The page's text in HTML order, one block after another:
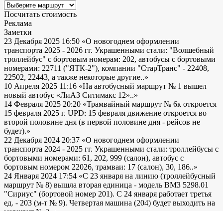
Посчитать стоимость
Реклама
Заметки
23 Декабря 2025 16:50 «О новогоднем оформлении
транспорта 2025 - 2026 гг. Украшенными стали: "Волшебный
троллейбус" с бортовым номерам: 202, автобусы с бортовыми
номерами: 22711 ("ЯТК-2"), компании "СтарТранс" - 22408,
22502, 22443, а также некоторые другие..»
10 Апреля 2025 11:16 «На автобусный маршрут № 1 вышел
новый автобус «ЛиАЗ Ситимакс 12»..»
14 Февраля 2025 20:20 «Трамвайный маршрут № 6к откроется
15 февраля 2025 г. UPD: 15 февраля движение откроется во
второй половине дня (в первой половине дня - рейсов не
будет).»
22 Декабря 2024 20:37 «О новогоднем оформлении
транспорта 2024 - 2025 гг. Украшенными стали: троллейбусы с
бортовыми номерами: 61, 202, 999 (салон), автобус с
бортовым номером 22026, трамваи: 17 (салон), 30, 186..»
24 Января 2024 17:54 «С 23 января на линию (троллейбусный
маршрут № 8) вышла вторая единица - модель ВМЗ 5298.01
"Сириус" (бортовой номер 201). С 24 января работает третья
ед. - 203 (м-т № 9). Четвертая машина (204) будет выходить на